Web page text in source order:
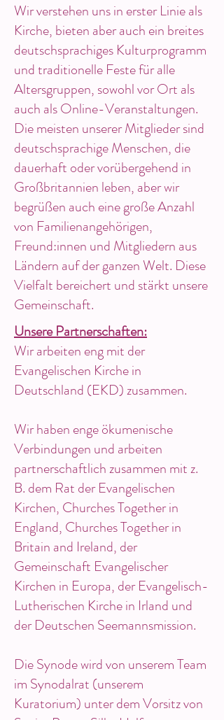
Wir verstehen uns in erster Linie als
Kirche, bieten aber auch ein breites
deutschsprachiges Kulturprogramm
und traditionelle Feste für alle
Altersgruppen, sowohl vor Ort als
auch als Online-Veranstaltungen.
Die meisten unserer Mitglieder sind
deutschsprachige Menschen, die
dauerhaft oder vorübergehend in
Großbritannien leben, aber wir
begrüßen auch eine große Anzahl
von Familienangehörigen,
Freund:innen und Mitgliedern aus
Ländern auf der ganzen Welt. Diese
Vielfalt bereichert und stärkt unsere
Gemeinschaft.
Unsere Partnerschaften:
Wir arbeiten eng mit der
Evangelischen Kirche in
Deutschland (EKD) zusammen.
Wir haben enge ökumenische
Verbindungen und arbeiten
partnerschaftlich zusammen mit z.
B. dem Rat der Evangelischen
Kirchen, Churches Together in
England, Churches Together in
Britain and Ireland, der
Gemeinschaft Evangelischer
Kirchen in Europa, der Evangelisch-
Lutherischen Kirche in Irland und
der Deutschen Seemannsmission.
Die Synode wird von unserem Team
im Synodalrat (unserem
Kuratorium) unter dem Vorsitz von